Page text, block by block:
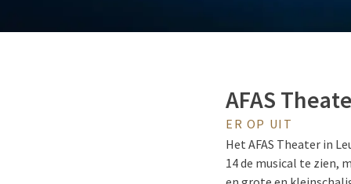
AFAS
ER OP UIT
Het AFAS Theater in
14 de musical te zien,